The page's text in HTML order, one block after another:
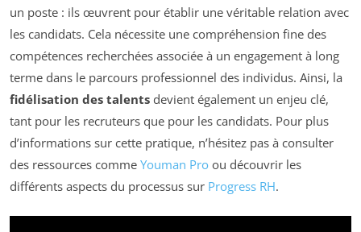
un poste : ils œuvrent pour établir une véritable relation avec
les candidats. Cela nécessite une compréhension fine des
compétences recherchées associée à un engagement à long
terme dans le parcours professionnel des individus. Ainsi, la
fidélisation des talents devient également un enjeu clé,
tant pour les recruteurs que pour les candidats. Pour plus
d’informations sur cette pratique, n’hésitez pas à consulter
des ressources comme Youman Pro ou découvrir les
différents aspects du processus sur Progress RH.